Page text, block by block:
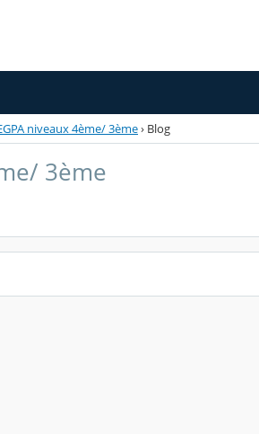
niveaux 4ème/ 3ème› Blog
3ème